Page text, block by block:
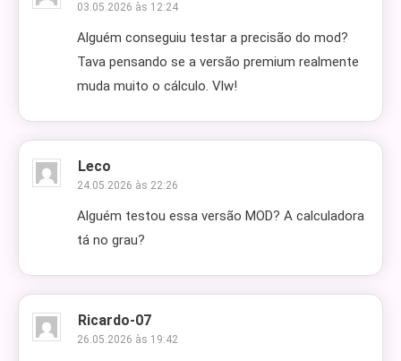
03.05.2026 às 12:24
Alguém conseguiu testar a precisão do mod?
Tava pensando se a versão premium realmente
muda muito o cálculo. Vlw!
Leco
24.05.2026 às 22:26
Alguém testou essa versão MOD? A calculadora
tá no grau?
Ricardo-07
26.05.2026 às 19:42